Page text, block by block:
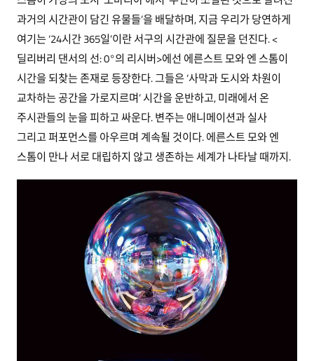
과거의 시간관이 담긴 유물들’을 배달하며, 지금 우리가 당연하게
여기는 ‘24시간 365일’이란 서구의 시간관에 질문을 던진다. <
딜리버리 댄서의 선: 0°의 리시버>에선 에른스트 모와 엔 스톰이
시간을 되찾는 존재로 등장한다. 그들은 ‘사막과 도시와 차원이
교차하는 공간을 가로지르며’ 시간을 운반하고, 미래에서 온
주시관들의 눈을 피하고 싸운다. 변주는 애니메이션과 실사
그리고 퍼포먼스를 아우르며 계속될 것이다. 에른스트 모와 엔
스톰이 만나 서로 대립하지 않고 생존하는 세계가 나타날 때까지.